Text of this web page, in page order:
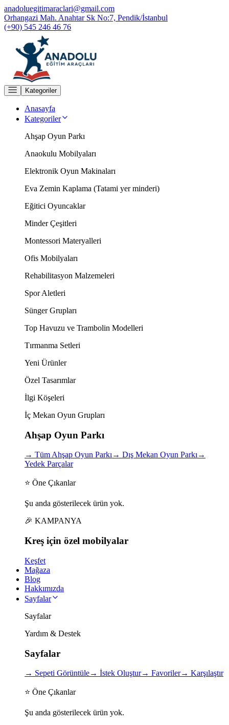
anadoluegitimaraclari@gmail.com
Orhangazi Mah. Anahtar Sk No:7, Pendik/İstanbul
(+90) 545 246 46 76
Kategoriler
Anasayfa
Kategoriler
Ahşap Oyun Parkı
Anaokulu Mobilyaları
Elektronik Oyun Makinaları
Eva Zemin Kaplama (Tatami yer minderi)
Eğitici Oyuncaklar
Minder Çeşitleri
Montessori Materyalleri
Ofis Mobilyaları
Rehabilitasyon Malzemeleri
Spor Aletleri
Sünger Grupları
Top Havuzu ve Trambolin Modelleri
Tırmanma Setleri
Yeni Ürünler
Özel Tasarımlar
İlgi Köşeleri
İç Mekan Oyun Grupları
Ahşap Oyun Parkı
→ Tüm Ahşap Oyun Parkı→ Dış Mekan Oyun Parkı→
Yedek Parçalar
⭐ Öne Çıkanlar
Şu anda gösterilecek ürün yok.
🎉 KAMPANYA
Kreş için özel mobilyalar
Keşfet
Mağaza
Blog
Hakkımızda
Sayfalar
Sayfalar
Yardım & Destek
Sayfalar
→ Sepeti Görüntüle→ İstek Oluştur→ Favoriler→ Karşılaştır
⭐ Öne Çıkanlar
Şu anda gösterilecek ürün yok.